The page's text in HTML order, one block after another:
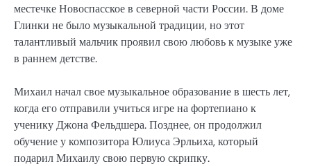
местечке Новоспасское в северной части России. В доме
Глинки не было музыкальной традиции, но этот
талантливый мальчик проявил свою любовь к музыке уже
в раннем детстве.
Михаил начал свое музыкальное образование в шесть лет,
когда его отправили учиться игре на фортепиано к
ученику Джона Фельдшера. Позднее, он продолжил
обучение у композитора Юлиуса Эрльиха, который
подарил Михаилу свою первую скрипку.